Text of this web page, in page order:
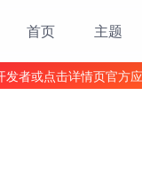
首页 主题
者或点击详情页官方